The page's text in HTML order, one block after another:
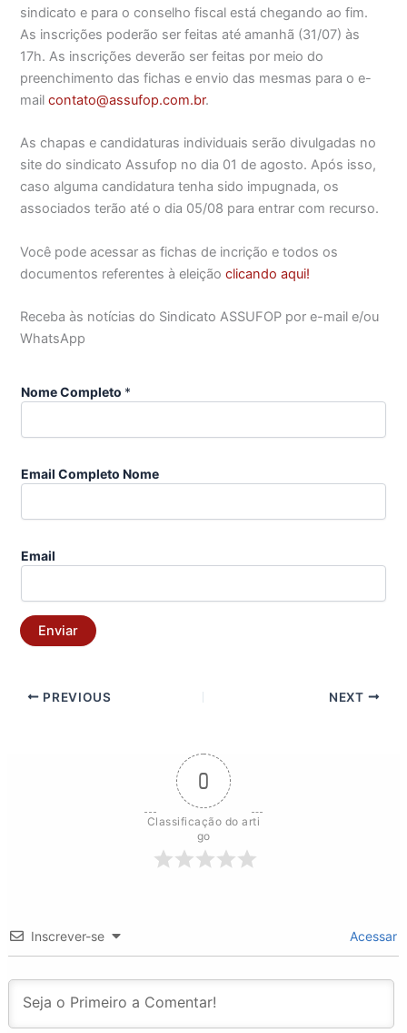
sindicato e para o conselho fiscal está chegando ao fim.
As inscrições poderão ser feitas até amanhã (31/07) às
17h. As inscrições deverão ser feitas por meio do
preenchimento das fichas e envio das mesmas para o e-
mailcontato@assufop.com.br.
As chapas e candidaturas individuais serão divulgadas no
site do sindicato Assufop no dia 01 de agosto. Após isso,
caso alguma candidatura tenha sido impugnada, os
associados terão até o dia 05/08 para entrar com recurso.
Você pode acessar as fichas de incrição e todos os
documentos referentes à eleiçãoclicando aqui!
Receba às notícias do Sindicato ASSUFOP por e-mail e/ou
WhatsApp
Nome Completo *
Email Completo Nome
Email
Enviar
PREVIOUS NEXT
0
Classificação do arti
go
Inscrever-se Acessar